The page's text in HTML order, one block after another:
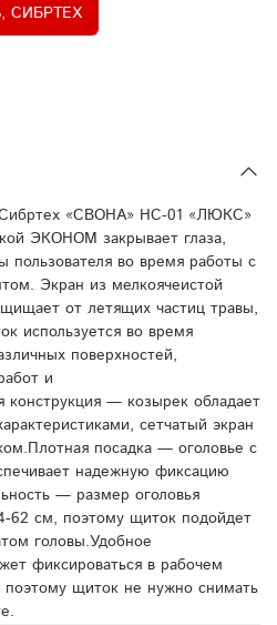
СИБРТЕХ
«СВОНА» НС-01 «ЛЮКС»
ЭКОНОМ закрывает глаза,
пользователя во время работы с
Экран из мелкоячеистой
от летящих частиц травы,
используется во время
поверхностей,
и
— козырек обладает
сетчатый экран
посадка — оголовье с
надежную фиксацию
— размер оголовья
62 см, поэтому щиток подойдет
головы.Удобное
фиксироваться в рабочем
щиток не нужно снимать